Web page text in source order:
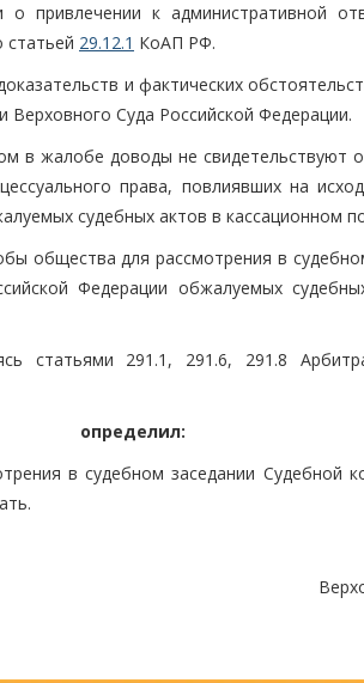
привлечении к административной
статьей 29.12.1 КоАП РФ.
и фактических
Суда Российской Федерации.
в жалобе доводы не свидетельствуют
права, повлиявших на
судебных актов в кассационном
общества для рассмотрения в
Федерации обжалуемых
статьями 291.1, 291.6, 291.8
определил:
в судебном заседании Судебной